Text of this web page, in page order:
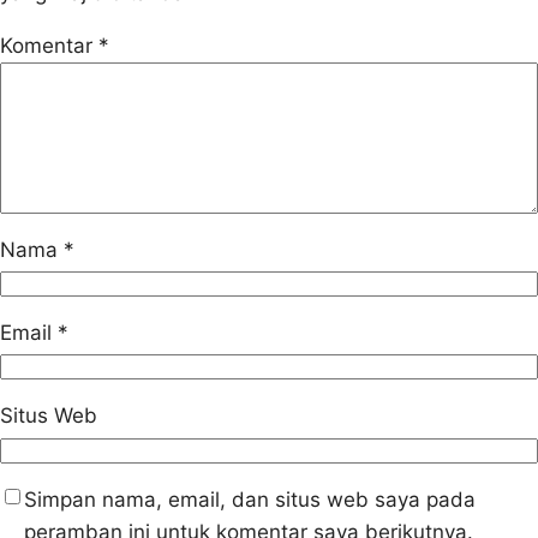
Komentar *
Nama *
Email *
Situs Web
Simpan nama, email, dan situs web saya pada
peramban ini untuk komentar saya berikutnya.